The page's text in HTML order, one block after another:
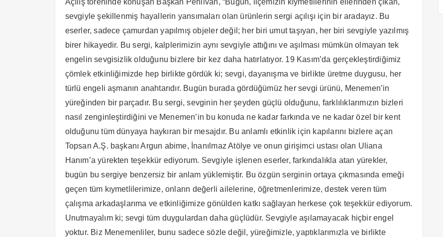
Açılış töreninde konuşan Başkan Pehlivan, “Bugün, ilçemizin kıymetlilerinin ellerinden çıkan,
sevgiyle şekillenmiş hayallerin yansımaları olan ürünlerin sergi açılışı için bir aradayız. Bu
eserler, sadece çamurdan yapılmış objeler değil; her biri umut taşıyan, her biri sevgiyle yazılmış
birer hikayedir. Bu sergi, kalplerimizin aynı sevgiyle attığını ve aşılması mümkün olmayan tek
engelin sevgisizlik olduğunu bizlere bir kez daha hatırlatıyor. 19 Kasım’da gerçekleştirdiğimiz
çömlek etkinliğimizde hep birlikte gördük ki; sevgi, dayanışma ve birlikte üretme duygusu, her
türlü engeli aşmanın anahtarıdır. Bugün burada gördüğümüz her sevgi ürünü, Menemen’in
yüreğinden bir parçadır. Bu sergi, sevginin her şeyden güçlü olduğunu, farklılıklarımızın bizleri
nasıl zenginleştirdiğini ve Menemen’in bu konuda ne kadar farkında ve ne kadar özel bir kent
olduğunu tüm dünyaya haykıran bir mesajdır. Bu anlamlı etkinlik için kapılarını bizlere açan
Topsan A.Ş. başkanı Argun abime, İnanılmaz Atölye ve onun girişimci ustası olan Uliana
Hanım’a yürekten teşekkür ediyorum. Sevgiyle işlenen eserler, farkındalıkla atan yürekler,
bugün bu sergiye benzersiz bir anlam yüklemiştir. Bu özgün serginin ortaya çıkmasında emeği
geçen tüm kıymetlilerimize, onların değerli ailelerine, öğretmenlerimize, destek veren tüm
çalışma arkadaşlarıma ve etkinliğimize gönülden katkı sağlayan herkese çok teşekkür ediyorum.
Unutmayalım ki; sevgi tüm duygulardan daha güçlüdür. Sevgiyle aşılamayacak hiçbir engel
yoktur. Biz Menemenliler, bunu sadece sözle değil, yüreğimizle, yaptıklarımızla ve birlikte